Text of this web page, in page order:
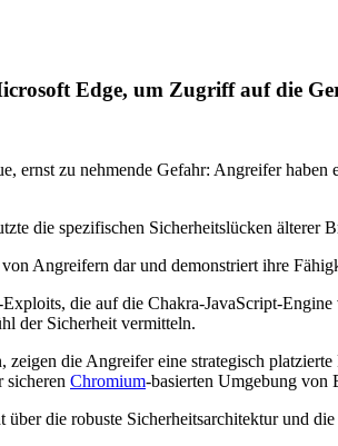
Edge, um Zugriff auf die
ernst zu nehmende Gefahr: Angreifer
die spezifischen Sicherheitslücken
Angreifern dar und demonstriert ihre
die auf die Chakra-JavaScript-
der Sicherheit vermitteln.
zeigen die Angreifer eine strategisch
sicheren Chromium-basierten Umgebung von
die robuste Sicherheitsarchitektur und